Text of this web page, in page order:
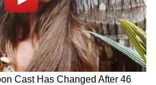
Weekly Tarot Horoscope: इस
सप्ताह 5 राशि वालों को मिलेगी गुड